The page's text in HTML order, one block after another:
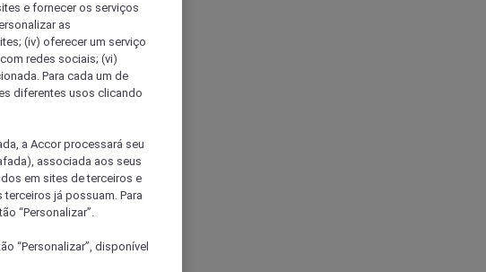
e fornecer os serviços
as
(iv) oferecer um serviço
redes sociais; (vi)
Para cada um de
diferentes usos clicando
a Accor processará seu
associada aos seus
em sites de terceiros e
já possuam. Para
“Personalizar”.
“Personalizar”, disponível